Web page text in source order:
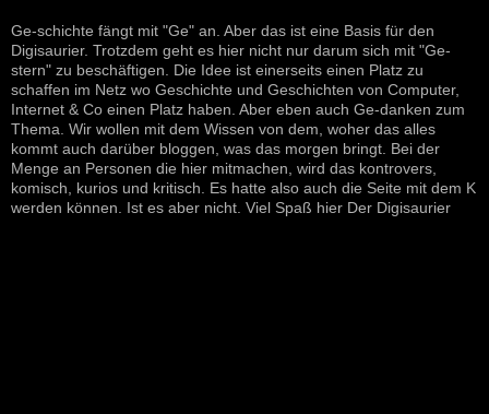
Ge-schichte fängt mit "Ge" an. Aber das ist eine Basis für den
Digisaurier. Trotzdem geht es hier nicht nur darum sich mit "Ge-
stern" zu beschäftigen. Die Idee ist einerseits einen Platz zu
schaffen im Netz wo Geschichte und Geschichten von Computer,
Internet & Co einen Platz haben. Aber eben auch Ge-danken zum
Thema. Wir wollen mit dem Wissen von dem, woher das alles
kommt auch darüber bloggen, was das morgen bringt. Bei der
Menge an Personen die hier mitmachen, wird das kontrovers,
komisch, kurios und kritisch. Es hatte also auch die Seite mit dem K
werden können. Ist es aber nicht. Viel Spaß hier Der Digisaurier